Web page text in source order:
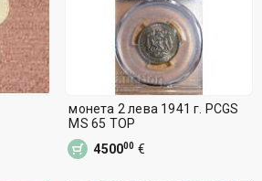
монета 2 лева 1941 г. PCGS
MS 65 TOP
450000 €